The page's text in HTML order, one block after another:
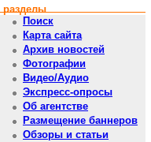
разделы
Поиск
Карта сайта
Архив новостей
Фотографии
Видео/Аудио
Экспресс-опросы
Об агентстве
Размещение баннеров
Обзоры и статьи